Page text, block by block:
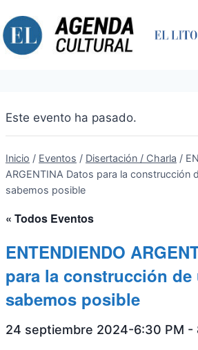
al
contenido
Este evento ha pasado.
Inicio / Eventos / Disertación / Charla /
ARGENTINA Datos para la construcción
sabemos posible
« Todos Eventos
ENTENDIENDO
para la construcción
sabemos posible
24 septiembre 2024-6:30 PM -